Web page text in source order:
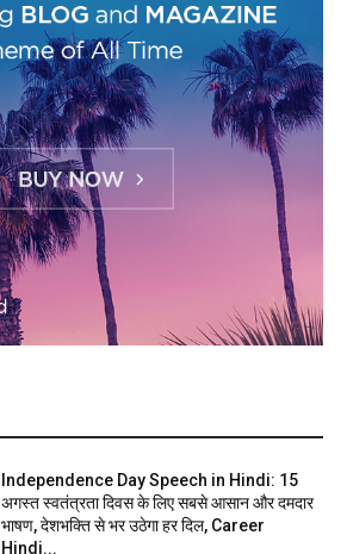
Independence Day Speech in Hindi: 15
अगस्त स्वतंत्रता दिवस के लिए सबसे आसान और दमदार
भाषण, देशभक्ति से भर उठेगा हर दिल, Career
Hindi...